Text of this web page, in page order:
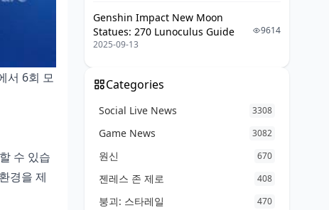
서 6회 모
수 있습
경을 제
결론 및 추가 팁
한국 서버 특화 팁
FAQ
Genshin Impact New Moon
Statues: 270 Lunoculus Guide
2025-09-13
9614
Categories
Social Live News 3308
Game News 3082
원신 670
젠레스 존 제로 408
붕괴: 스타레일 470